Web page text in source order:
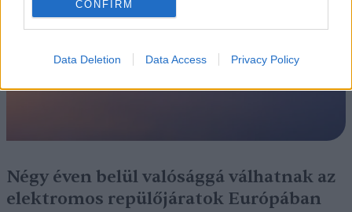
CONFIRM
Data Deletion Data Access Privacy Policy
Négy éven belül valósággá válhatnak az
elektromos repülőjáratok Európában